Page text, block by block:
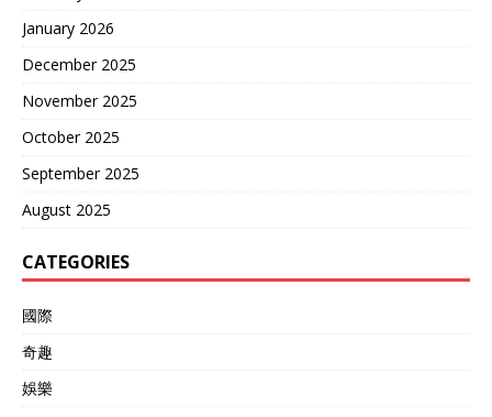
January 2026
December 2025
November 2025
October 2025
September 2025
August 2025
CATEGORIES
國際
奇趣
娛樂